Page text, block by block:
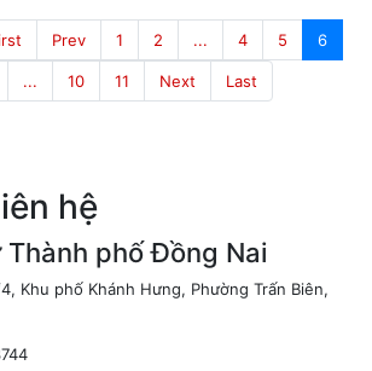
Prev 1 2 ... 4 5 6
... 10 11 Next Last
hệ
phố Đồng Nai
Khu phố Khánh Hưng, Phường Trấn Biên,